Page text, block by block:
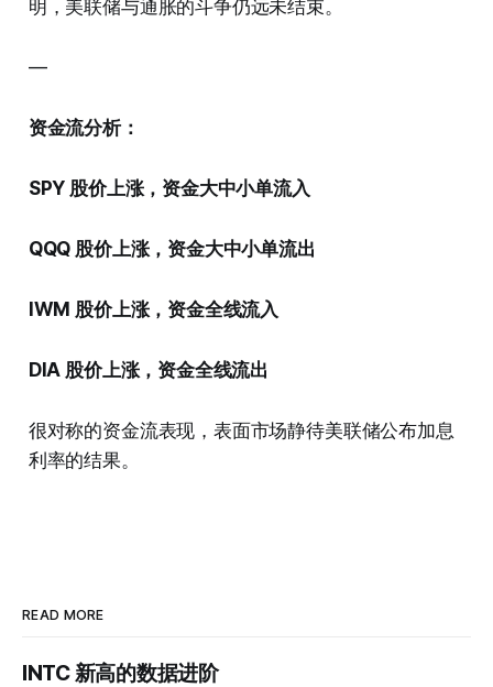
明，美联储与通胀的斗争仍远未结束。
—
资金流分析：
SPY 股价上涨，资金大中小单流入
QQQ 股价上涨，资金大中小单流出
IWM 股价上涨，资金全线流入
DIA 股价上涨，资金全线流出
很对称的资金流表现，表面市场静待美联储公布加息
利率的结果。
READ MORE
INTC 新高的数据进阶